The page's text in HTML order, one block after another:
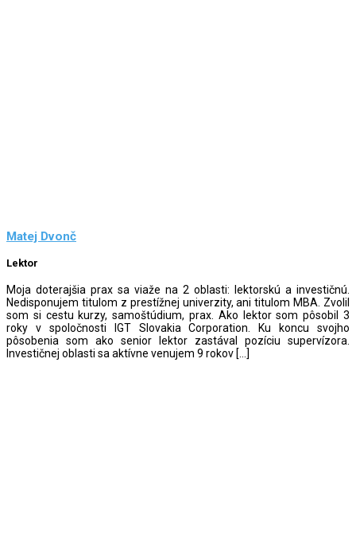
Matej Dvonč
Lektor
Moja doterajšia prax sa viaže na 2 oblasti: lektorskú a investičnú.
Nedisponujem titulom z prestížnej univerzity, ani titulom MBA. Zvolil
som si cestu kurzy, samoštúdium, prax. Ako lektor som pôsobil 3
roky v spoločnosti IGT Slovakia Corporation. Ku koncu svojho
pôsobenia som ako senior lektor zastával pozíciu supervízora.
Investičnej oblasti sa aktívne venujem 9 rokov […]